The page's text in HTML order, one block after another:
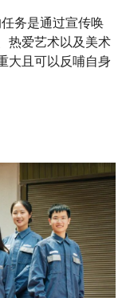
务是通过宣传唤
热爱艺术以及美术
大且可以反哺自身